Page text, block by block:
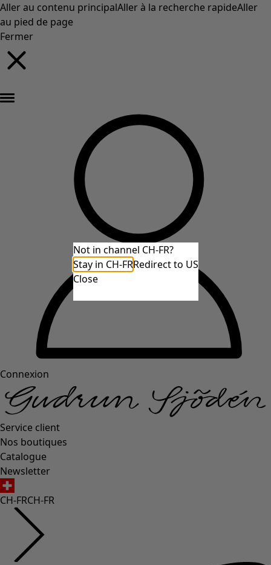
Aller au contenu principalAller à la recherche rapideAller
au pied de page
Fermer
Connexion
Service client
Nos boutiques
Catalogue
Newsletter
CH-FRCH-FR
Not in channel CH-FR?
Stay in CH-FRRedirect to US
Close